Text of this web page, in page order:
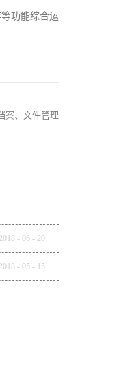
功能综合运
案、文件管理
2018 - 06 - 20
2018 - 05 - 15